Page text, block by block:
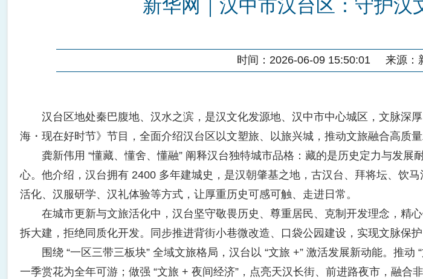
新华网｜汉中市汉台区：守护
时间：2026-06-09 15:50:01 来源：
汉台区地处秦巴腹地、汉水之滨，是汉文化发源地、汉中市中心城区，文脉深
海・现在好时节》节目，全面介绍汉台区以文塑旅、以旅兴城，推动文旅融合高质量
龚新伟用 “懂藏、懂舍、懂融” 阐释汉台独特城市品格：藏的是历史定力与发展
心。他介绍，汉台拥有 2400 多年建城史，是汉朝肇基之地，古汉台、拜将坛、饮
活化、汉服研学、汉礼体验等方式，让厚重历史可感可触、走进日常。
在城市更新与文旅活化中，汉台坚守敬畏历史、尊重居民、克制开发理念，精
拆大建，拒绝同质化开发。同步推进背街小巷微改造、口袋公园建设，实现文脉保
围绕 “一区三带三板块” 全域文旅格局，汉台以 “文旅 +” 激活发展新动能。推动
一季赏花为全年可游；做强 “文旅 + 夜间经济”，点亮天汉长街、前进路夜市，融